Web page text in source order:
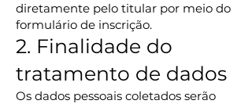
diretamente pelo titular por meio do
formulário de inscrição.
2. Finalidade do
tratamento de dados
Os dados pessoais coletados serão